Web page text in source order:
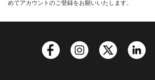
めてアカウントのご登録をお願いいたします。